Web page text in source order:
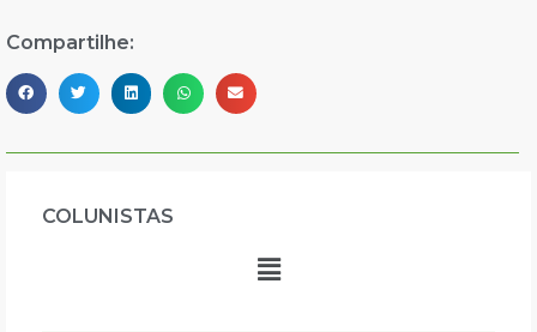
Compartilhe:
COLUNISTAS